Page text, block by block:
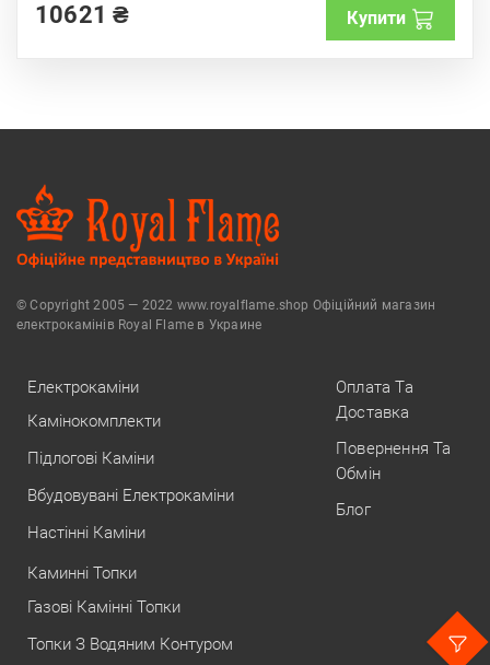
o
10621₴ Купити
© Copyright 2005 — 2022 www.royalflame.shop Офіційний магазин
електрокамінів Royal Flame в Украине
Електрокаміни
Камінокомплекти
Підлогові Каміни
Вбудовувані Електрокаміни
Настінні Каміни
Каминні Топки
Газові Камінні Топки
Топки З Водяним Контуром
Оплата Та
Доставка
Повернення Та
Обмін
Блог